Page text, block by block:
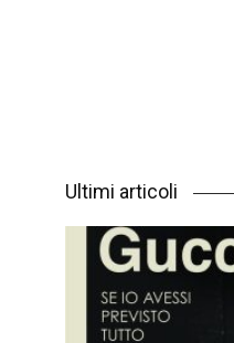
Ultimi articoli